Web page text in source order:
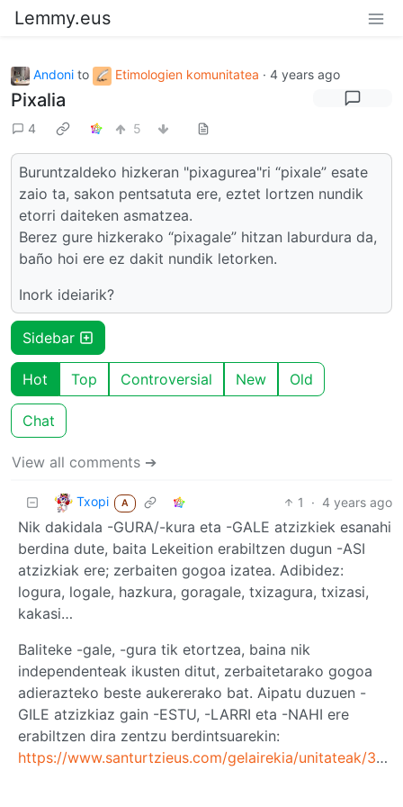
Lemmy.eus
Andoni to Etimologien komunitatea · 4 years ago
Pixalia
4 5
Buruntzaldeko hizkeran "pixagurea"ri “pixale” esate
zaio ta, sakon pentsatuta ere, eztet lortzen nundik
etorri daiteken asmatzea.
Berez gure hizkerako “pixagale” hitzan laburdura da,
baño hoi ere ez dakit nundik letorken.
Inork ideiarik?
Sidebar
Hot Top Controversial New Old
Chat
View all comments ➔
Txopi A 1 · 4 years ago
Nik dakidala -GURA/-kura eta -GALE atzizkiek esanahi
berdina dute, baita Lekeition erabiltzen dugun -ASI
atzizkiak ere; zerbaiten gogoa izatea. Adibidez:
logura, logale, hazkura, goragale, txizagura, txizasi,
kakasi…
Baliteke -gale, -gura tik etortzea, baina nik
independenteak ikusten ditut, zerbaitetarako gogoa
adierazteko beste aukererako bat. Aipatu duzuen -
GILE atzizkiaz gain -ESTU, -LARRI eta -NAHI ere
erabiltzen dira zentzu berdintsuarekin:
https://www.santurtzieus.com/gelairekia/unitateak/3/lagun/atzizkien_zerrenda.htm